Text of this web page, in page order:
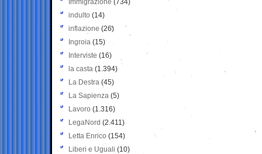
Immigrazione (734)
indulto (14)
inflazione (26)
Ingroia (15)
Interviste (16)
la casta (1.394)
La Destra (45)
La Sapienza (5)
Lavoro (1.316)
LegaNord (2.411)
Letta Enrico (154)
Liberi e Uguali (10)